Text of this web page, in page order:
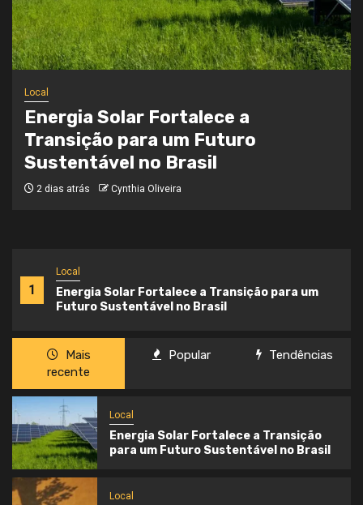
1
Local
Energia Solar Fortalece a Transição para um
Futuro Sustentável no Brasil
Local
Onde a Informação Encontra o Seu
Caminho
3 semanas atrás Cynthia Oliveira
Mais
recente
Popular Tendências
Local
Energia Solar Fortalece a Transição
para um Futuro Sustentável no Brasil
Local